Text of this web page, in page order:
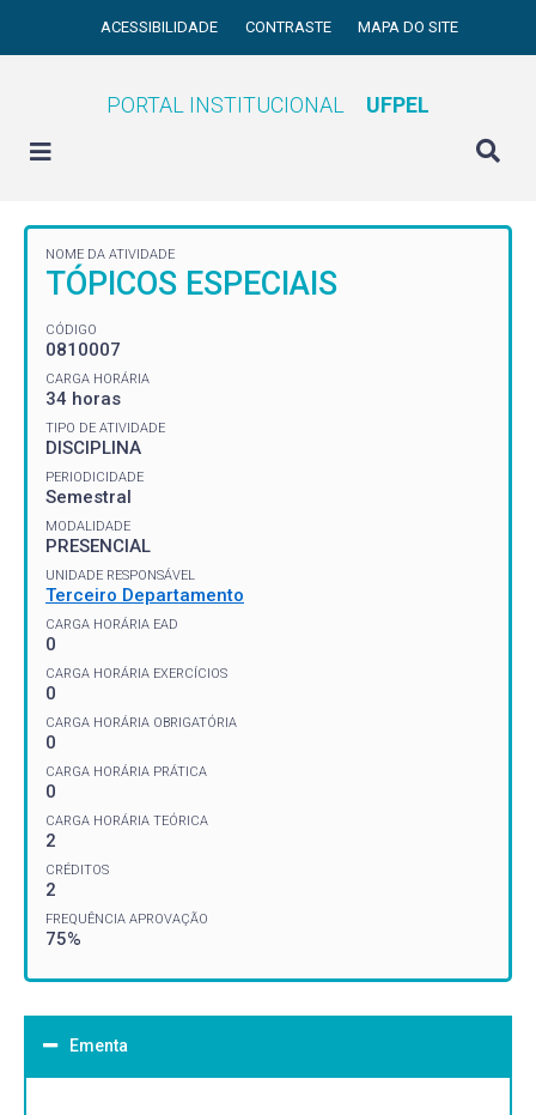
ACESSIBILIDADE CONTRASTE MAPA DO SITE
PORTAL INSTITUCIONAL UFPEL
NOME DA ATIVIDADE
TÓPICOS ESPECIAIS
CÓDIGO
0810007
CARGA HORÁRIA
34 horas
TIPO DE ATIVIDADE
DISCIPLINA
PERIODICIDADE
Semestral
MODALIDADE
PRESENCIAL
UNIDADE RESPONSÁVEL
Terceiro Departamento
CARGA HORÁRIA EAD
0
CARGA HORÁRIA EXERCÍCIOS
0
CARGA HORÁRIA OBRIGATÓRIA
0
CARGA HORÁRIA PRÁTICA
0
CARGA HORÁRIA TEÓRICA
2
CRÉDITOS
2
FREQUÊNCIA APROVAÇÃO
75%
Ementa